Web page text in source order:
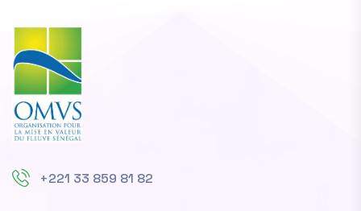
+221 33 859 81 82